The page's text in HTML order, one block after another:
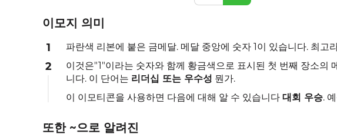
이모지 의미
1 파란색 리본에 붙은 금메달. 메달 중앙에 숫자 1이 있습니다. 최고
2
이것은"1"이라는 숫자와 함께 황금색으로 표시된 첫 번째 장소의
니다. 이 단어는 리더십 또는 우수성 뭔가.
이 이모티콘을 사용하면 다음에 대해 알 수 있습니다 대회 우승.
또한 ~으로 알려진